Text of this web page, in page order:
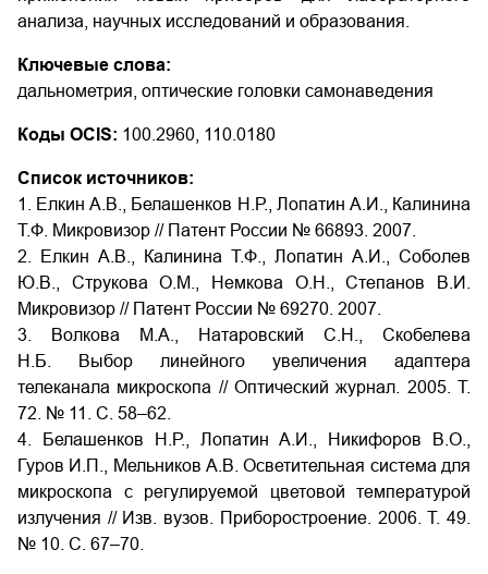
анализа, научных исследований и образования.
Ключевые слова:
дальнометрия, оптические головки самонаведения
Коды OCIS: 100.2960, 110.0180
Список источников:
1. Елкин А.В., Белашенков Н.Р., Лопатин А.И., Калинина
Т.Ф. Микровизор // Патент России № 66893. 2007.
2. Елкин А.В., Калинина Т.Ф., Лопатин А.И., Соболев
Ю.В., Струкова О.М., Немкова О.Н., Степанов В.И.
Микровизор // Патент России № 69270. 2007.
3. Волкова М.А., Натаровский С.Н., Скобелева
Н.Б. Выбор линейного увеличения адаптера
телеканала микроскопа // Оптический журнал. 2005. Т.
72. № 11. С. 58–62.
4. Белашенков Н.Р., Лопатин А.И., Никифоров В.О.,
Гуров И.П., Мельников А.В. Осветительная система для
микроскопа с регулируемой цветовой температурой
излучения // Изв. вузов. Приборостроение. 2006. Т. 49.
№ 10. С. 67–70.